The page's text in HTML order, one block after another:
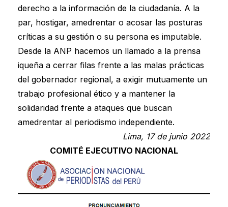
derecho a la información de la ciudadanía. A la
par, hostigar, amedrentar o acosar las posturas
críticas a su gestión o su persona es imputable.
Desde la ANP hacemos un llamado a la prensa
iqueña a cerrar filas frente a las malas prácticas
del gobernador regional, a exigir mutuamente un
trabajo profesional ético y a mantener la
solidaridad frente a ataques que buscan
amedrentar al periodismo independiente.
Lima, 17 de junio 2022
COMITÉ EJECUTIVO NACIONAL